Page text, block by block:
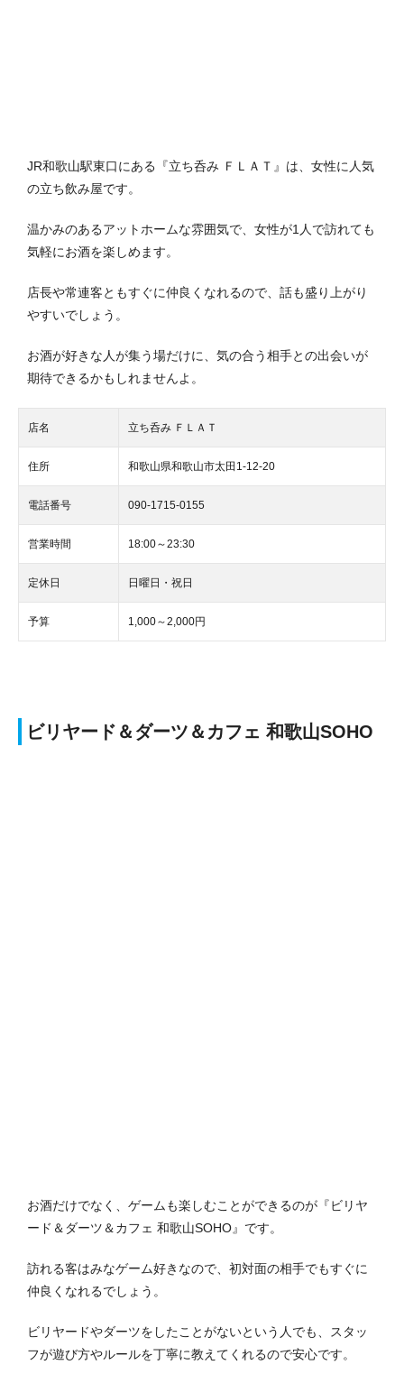
JR和歌山駅東口にある『立ち呑み ＦＬＡＴ』は、女性に人気
の立ち飲み屋です。
温かみのあるアットホームな雰囲気で、女性が1人で訪れても
気軽にお酒を楽しめます。
店長や常連客ともすぐに仲良くなれるので、話も盛り上がり
やすいでしょう。
お酒が好きな人が集う場だけに、気の合う相手との出会いが
期待できるかもしれませんよ。
店名 立ち呑み ＦＬＡＴ
住所 和歌山県和歌山市太田1-12-20
電話番号 090-1715-0155
営業時間 18:00～23:30
定休日 日曜日・祝日
予算 1,000～2,000円
ビリヤード＆ダーツ＆カフェ 和歌山SOHO
お酒だけでなく、ゲームも楽しむことができるのが『ビリヤ
ード＆ダーツ＆カフェ 和歌山SOHO』です。
訪れる客はみなゲーム好きなので、初対面の相手でもすぐに
仲良くなれるでしょう。
ビリヤードやダーツをしたことがないという人でも、スタッ
フが遊び方やルールを丁寧に教えてくれるので安心です。